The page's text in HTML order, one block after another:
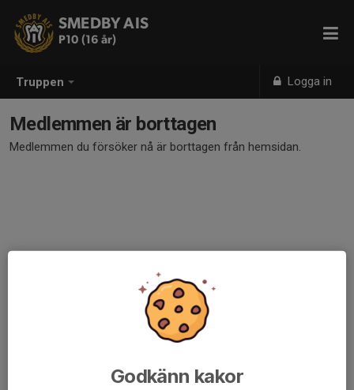
Truppen Logga in
SMEDBY AIS
P10 (16 år)
Medlemmen är borttagen
Medlemmen du försöker nå är borttagen från hemsidan.
Godkänn kakor